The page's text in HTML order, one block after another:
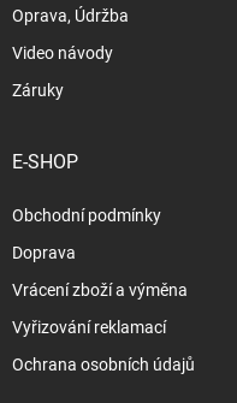
Oprava, Údržba
Video návody
Záruky
E-SHOP
Obchodní podmínky
Doprava
Vrácení zboží a výměna
Vyřizování reklamací
Ochrana osobních údajů